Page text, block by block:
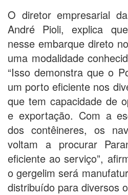
O diretor empresarial
André Pioli, explica
nesse embarque direto
uma modalidade
“Isso demonstra que o
um porto eficiente nos
que tem capacidade de
e exportação. Com a
dos contêineres, os
voltam a procurar
eficiente ao serviço”,
o gergelim será
distribuído para diversos